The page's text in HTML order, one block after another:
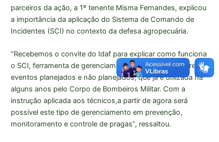
parceiros da ação, a 1º tenente Misma Fernandes, explicou
a importância da aplicação do Sistema de Comando de
Incidentes (SCI) no contexto da defesa agropecuária.
“Recebemos o convite do Idaf para explicar como funciona
o SCI, ferramenta de gerenciamento de crises, desastres e
eventos planejados e não planejados, que já é utilizada há
alguns anos pelo Corpo de Bombeiros Militar. Com a
instrução aplicada aos técnicos,a partir de agora será
possível este tipo de gerenciamento em prevenção,
monitoramento e controle de pragas”, ressaltou.